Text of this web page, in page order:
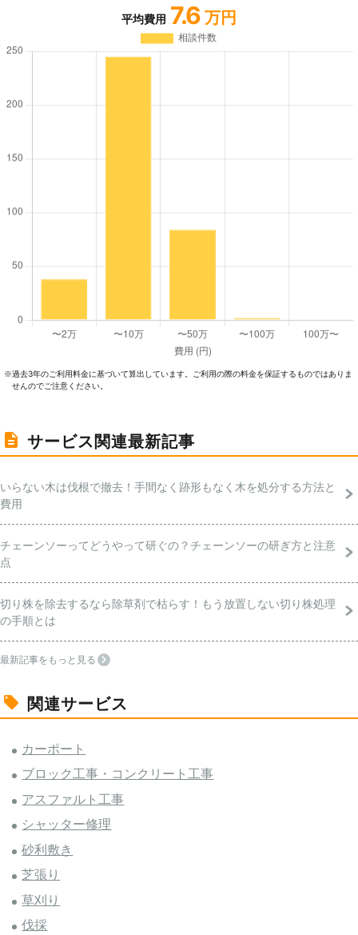
平均費用 7.6 万円
※過去3年のご利⽤料⾦に基づいて算出しています。ご利⽤の際の料⾦を保証するものではありま
せんのでご注意ください。
サービス関連最新記事
いらない木は伐根で撤去！手間なく跡形もなく木を処分する方法と
費用
チェーンソーってどうやって研ぐの？チェーンソーの研ぎ方と注意
点
切り株を除去するなら除草剤で枯らす！もう放置しない切り株処理
の手順とは
最新記事をもっと見る
関連サービス
カーポート
ブロック工事・コンクリート工事
アスファルト工事
シャッター修理
砂利敷き
芝張り
草刈り
伐採